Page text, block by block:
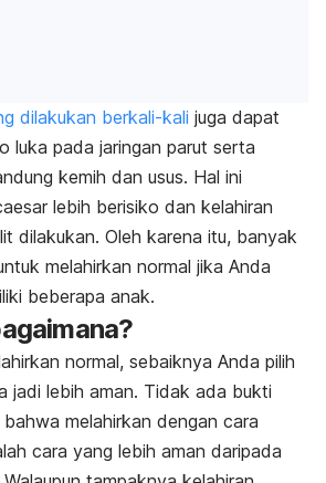
dilakukan berkali-kali juga dapat
luka pada jaringan parut serta
kemih dan usus. Hal ini
lebih berisiko dan kelahiran
dilakukan. Oleh karena itu, banyak
melahirkan normal jika Anda
beberapa anak.
normal, sebaiknya Anda pilih
jadi lebih aman. Tidak ada bukti
melahirkan dengan cara
cara yang lebih aman daripada